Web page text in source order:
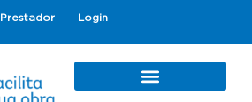
Prestador Login